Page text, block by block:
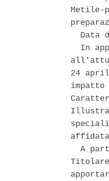
Metile-
Data
In
24
A